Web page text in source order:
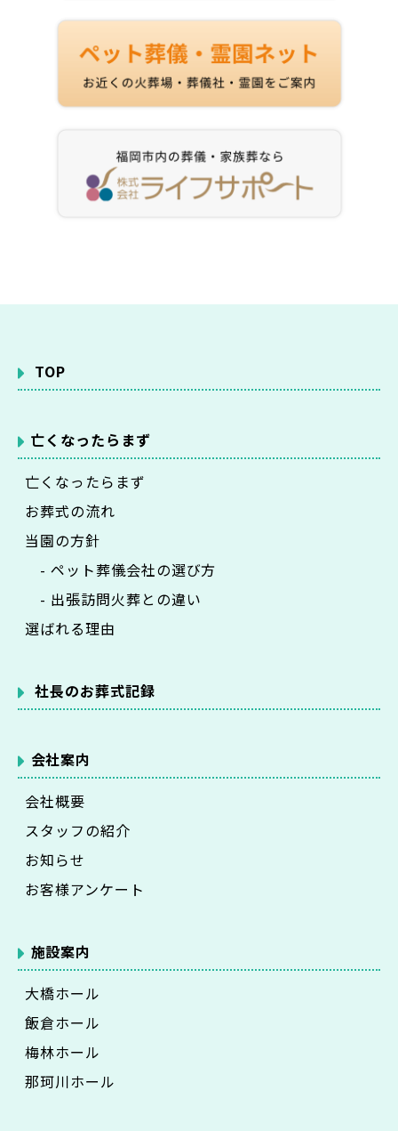
TOP
亡くなったらまず
亡くなったらまず
お葬式の流れ
当園の方針
- ペット葬儀会社の選び方
- 出張訪問火葬との違い
選ばれる理由
社長のお葬式記録
会社案内
会社概要
スタッフの紹介
お知らせ
お客様アンケート
施設案内
大橋ホール
飯倉ホール
梅林ホール
那珂川ホール